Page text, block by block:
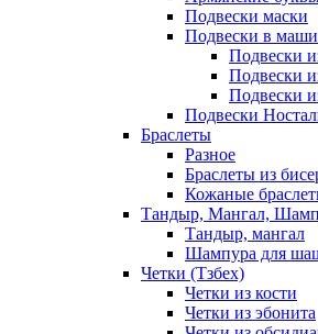
Подвески маски
Подвески в
Подвески
Подвески
Подвески
Подвески
Браслеты
Разное
Браслеты из
Кожаные
Тандыр, Мангал,
Тандыр, мангал
Шампура для
Четки (Тзбех)
Четки из кости
Четки из эбонита